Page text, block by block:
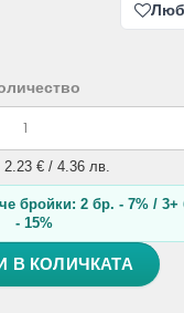
€ / 4.36 лв.
бройки: 2 бр. - 7% / 3+
- 15%
В КОЛИЧКАТА